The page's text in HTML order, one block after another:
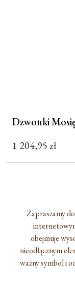
Dzwonki
1 204,95zł
Zapraszamy
obejmuje
nieodłącznym
ważny symbol i